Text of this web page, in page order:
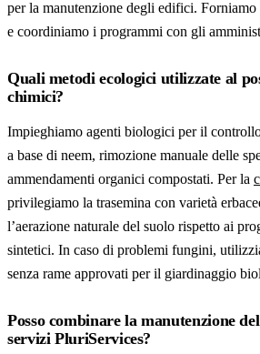
per la manutenzione degli edifici. Forniamo
e coordiniamo i programmi con gli
Quali metodi ecologici utilizzate al
chimici?
Impieghiamo agenti biologici per il
a base di neem, rimozione manuale delle
ammendamenti organici compostati. Per la
privilegiamo la trasemina con varietà
l’aerazione naturale del suolo rispetto ai
sintetici. In caso di problemi fungini,
senza rame approvati per il giardinaggio
Posso combinare la manutenzione
servizi PluriServices?